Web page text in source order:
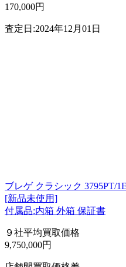
170,000円
査定日:2024年12月01日
ブレゲ クラシック 3795PT/
[新品未使用]
付属品:内箱 外箱 保証書
９社平均買取価格
9,750,000円